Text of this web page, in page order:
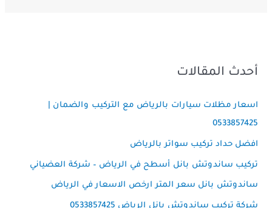
أحدث المقالات
اسعار مظلات سيارات بالرياض مع التركيب والضمان |
0533857425
افضل حداد تركيب سواتر بالرياض
تركيب ساندوتش بانل أسطح في الرياض – شركة العضياني
ساندوتش بانل سعر المتر ارخص الاسعار في الرياض
شركة تركيب ساندوتش بانل الرياض 0533857425